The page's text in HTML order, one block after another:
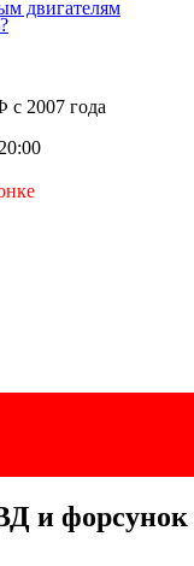
Ремонт ТНВД
TOYOTA
форсунок
Ремонт ТНВД
двигателям
с 2007 года
и форсунок